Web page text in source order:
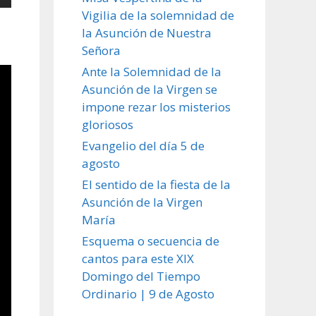
Vigilia de la solemnidad de
la Asunción de Nuestra
Señora
Ante la Solemnidad de la
Asunción de la Virgen se
impone rezar los misterios
gloriosos
Evangelio del día 5 de
agosto
El sentido de la fiesta de la
Asunción de la Virgen
María
Esquema o secuencia de
cantos para este XIX
Domingo del Tiempo
Ordinario | 9 de Agosto